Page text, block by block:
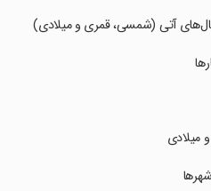
آتی (شمسی، قمری و میلادی)
میلادی